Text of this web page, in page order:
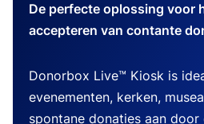
De perfecte oplossing voor
accepteren van contante
Donorbox Live™ Kiosk is
evenementen, kerken,
spontane donaties aan door